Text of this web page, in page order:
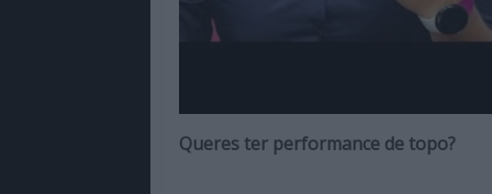
Queres ter performance de topo?